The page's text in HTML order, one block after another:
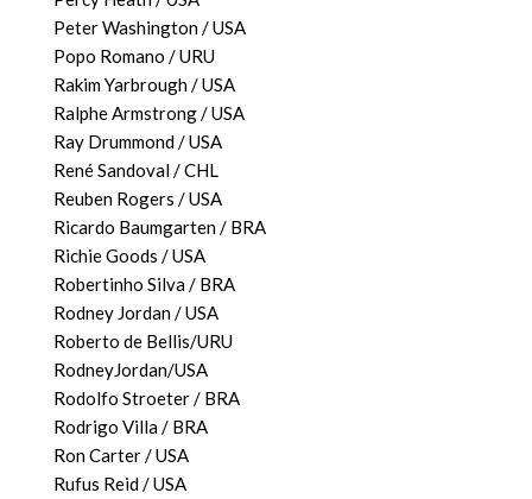
Peter Washington / USA
Popo Romano / URU
Rakim Yarbrough / USA
Ralphe Armstrong / USA
Ray Drummond / USA
René Sandoval / CHL
Reuben Rogers / USA
Ricardo Baumgarten / BRA
Richie Goods / USA
Robertinho Silva / BRA
Rodney Jordan / USA
Roberto de Bellis/URU
RodneyJordan/USA
Rodolfo Stroeter / BRA
Rodrigo Villa / BRA
Ron Carter / USA
Rufus Reid / USA